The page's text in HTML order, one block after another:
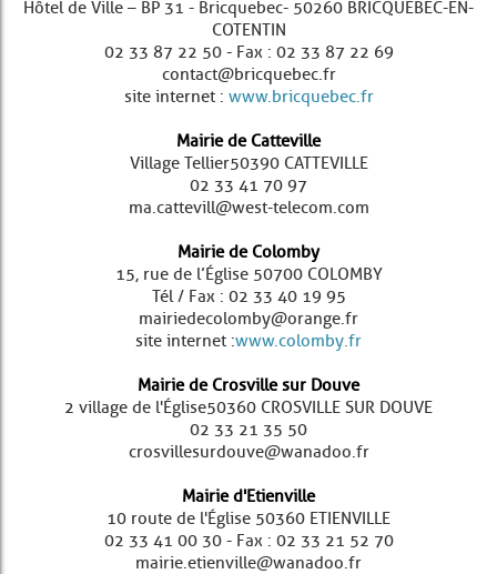
Hôtel de Ville – BP 31 - Bricquebec - 50260 BRICQUEBEC-EN-
COTENTIN
02 33 87 22 50 - Fax : 02 33 87 22 69
contact@bricquebec.fr
site internet : www.bricquebec.fr
Mairie de Catteville
Village Tellier 50390 CATTEVILLE
02 33 41 70 97
ma.cattevill@west-telecom.com
Mairie de Colomby
15, rue de l’Église 50700 COLOMBY
Tél / Fax : 02 33 40 19 95
mairiedecolomby@orange.fr
site internet :www.colomby.fr​
Mairie de Crosville sur Douve
2 village de l'Église 50360 CROSVILLE SUR DOUVE
02 33 21 35 50
crosvillesurdouve@wanadoo.fr
Mairie d'Etienville
10 route de l'Église 50360 ETIENVILLE
02 33 41 00 30 - Fax : 02 33 21 52 70
mairie.etienville@wanadoo.fr